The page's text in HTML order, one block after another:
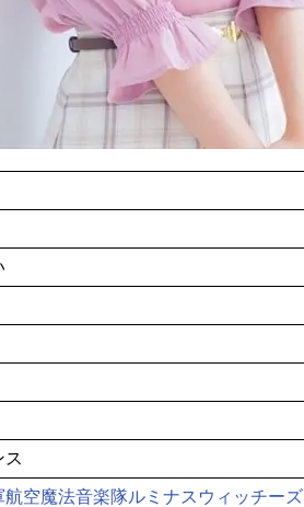
ス
航空魔法音楽隊ルミナスウィッチーズ
TVアニメ『戦隊大失格』